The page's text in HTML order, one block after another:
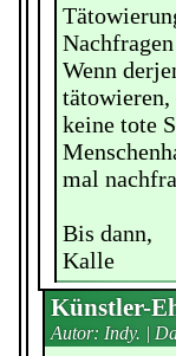
Wenn
tätowieren,
keine tote
mal
Bis dann,
Kalle
Künstler-
Autor: Indy. |